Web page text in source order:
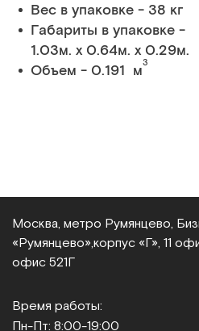
Вес в упаковке - 38 кг
Габариты в упаковке -
1.03м. x 0.64м. x 0.29м.
Объем - 0.191 м3
Москва, метро Румянцево,
«Румянцево», корпус «Г», 11
офис 521Г
Время работы:
Пн-Пт: 8:00-19:00